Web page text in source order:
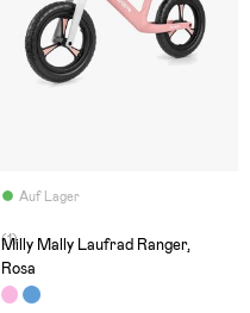
Auf Lager
(1)
Milly Mally Laufrad Ranger,
Rosa